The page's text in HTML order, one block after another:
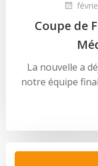
Coupe de
La nouvelle a
notre équipe